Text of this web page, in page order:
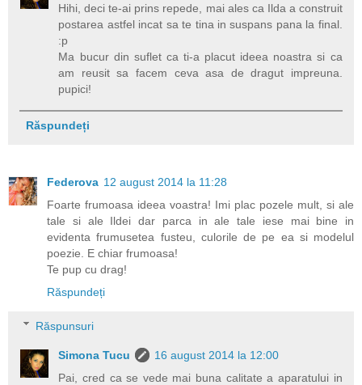
Hihi, deci te-ai prins repede, mai ales ca Ilda a construit
postarea astfel incat sa te tina in suspans pana la final.
:p
Ma bucur din suflet ca ti-a placut ideea noastra si ca
am reusit sa facem ceva asa de dragut impreuna.
pupici!
Răspundeți
Federova 12 august 2014 la 11:28
Foarte frumoasa ideea voastra! Imi plac pozele mult, si ale
tale si ale Ildei dar parca in ale tale iese mai bine in
evidenta frumusetea fusteu, culorile de pe ea si modelul
poezie. E chiar frumoasa!
Te pup cu drag!
Răspundeți
Răspunsuri
Simona Tucu
16 august 2014 la 12:00
Pai, cred ca se vede mai buna calitate a aparatului in